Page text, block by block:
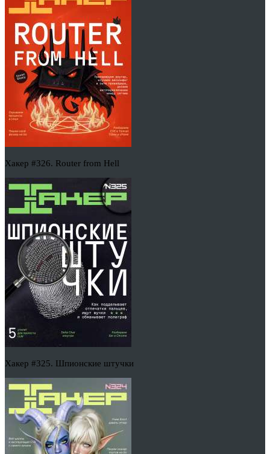
Хакер #326. Router from Hell
Хакер #325. Шпионские штучки